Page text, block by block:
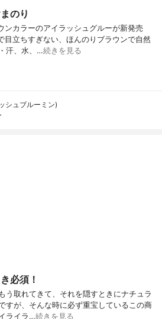
のり
ンカラーのアイラッシュグルーが新発売
目立ちすぎない、ほんのりブラウンで自然
汗、水、…続きを見る
シュブルーミン)
必須！
う取れてきて、それを隠すときにナチュラ
すが、そんな時に必ず重宝しているこの商
ライラ…続きを見る